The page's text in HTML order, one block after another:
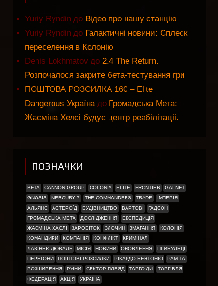
Yuriy Ryndin до Відео про нашу станцію
Yuriy Ryndin до Галактичні новини: Сплеск
переселення в Колонію
Denis Lokhmatov до 2.4 The Return.
Розпочалося закрите бета-тестування гри
ПОШТОВА РОЗСИЛКА 160 – Elite
Dangerous Українадо Громадська Мета:
Жасміна Хелсі будує центр реабілітаціі.
ПОЗНАЧКИ
BETA CANNON GROUP COLONIA ELITE FRONTIER
GALNET
GNOSIS
MERCURY 7 THE COMMANDERS TRADE
ІМПЕРІЯ
АЛЬЯНС
АСТЕРОЇД БУДІВНИЦТВО ВАРТОВІ
ГАДСОН
ГРОМАДСЬКА МЕТА
ДОСЛІДЖЕННЯ
ЕКСПЕДИЦІЯ
ЖАСМІНА ХАСЛІ
ЗАРОБІТОК ЗЛОЧИН ЗМАГАННЯ
КОЛОНІЯ
КОМАНДИРИ
КОМПАНІЯ КОНФЛІКТ
КРИМІНАЛ
ЛАВІНЬЄ-ДЮВАЛЬ
МІСІЯ НОВИНИ ОНОВЛЕННЯ
ПРИБУЛЬЦІ
ПЕРЕГОНИ
ПОШТОВІ РОЗСИЛКИ РІКАРДО БЕНТОНІО
РАМ ТА
РОЗШИРЕННЯ
РУЇНИ СЕКТОР ПЛЕЯД ТАРГОІДИ
ТОРГІВЛЯ
ФЕДЕРАЦІЯ
АКЦІЯ УКРАЇНА